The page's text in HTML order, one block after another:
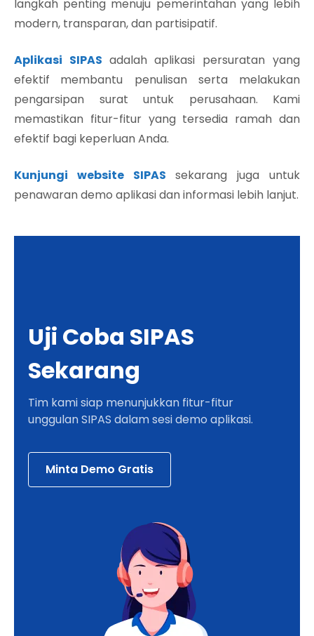
langkah penting menuju pemerintahan yang lebih
modern, transparan, dan partisipatif.
Aplikasi SIPAS adalah aplikasi persuratan yang
efektif
membantu penulisan serta melakukan
pengarsipan surat untuk perusahaan. Kami
memastikan fitur-fitur yang tersedia ramah dan
efektif bagi keperluan Anda.
Kunjungi website SIPAS sekarang juga untuk
penawaran demo aplikasi dan informasi lebih lanjut.
Uji Coba SIPAS
Sekarang
Tim kami siap menunjukkan fitur-fitur
unggulan SIPAS dalam sesi demo aplikasi.
Minta Demo Gratis